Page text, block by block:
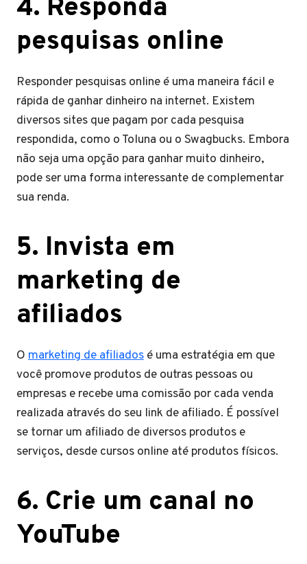
4. Responda
pesquisas online
Responder pesquisas online é uma maneira fácil e
rápida de ganhar dinheiro na internet. Existem
diversos sites que pagam por cada pesquisa
respondida, como o Toluna ou o Swagbucks. Embora
não seja uma opção para ganhar muito dinheiro,
pode ser uma forma interessante de complementar
sua renda.
5. Invista em
marketing de
afiliados
O marketing de afiliados é uma estratégia em que
você promove produtos de outras pessoas ou
empresas e recebe uma comissão por cada venda
realizada através do seu link de afiliado. É possível
se tornar um afiliado de diversos produtos e
serviços, desde cursos online até produtos físicos.
6. Crie um canal no
YouTube